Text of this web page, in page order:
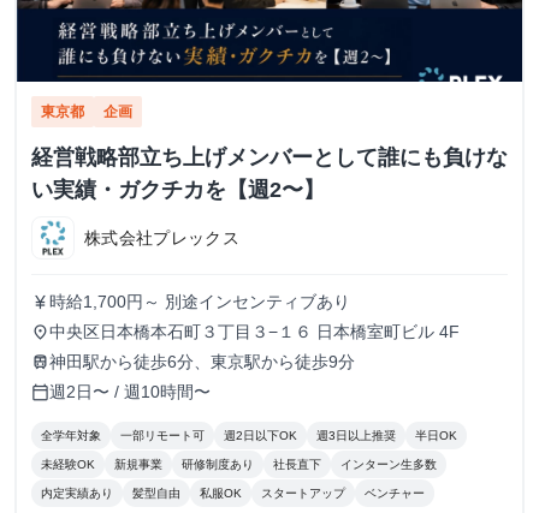
東京都 企画
経営戦略部立ち上げメンバーとして誰にも負けな
い実績・ガクチカを【週2〜】
株式会社プレックス
currency_yen 時給1,700円～ 別途インセンティブあり
place中央区日本橋本石町３丁目３−１６ 日本橋室町ビル 4F
train神田駅から徒歩6分、東京駅から徒歩9分
calendar_today週2日〜 / 週10時間〜
全学年対象 一部リモート可 週2日以下OK 週3日以上推奨 半日OK
未経験OK 新規事業 研修制度あり 社長直下 インターン生多数
内定実績あり 髪型自由 私服OK スタートアップ ベンチャー